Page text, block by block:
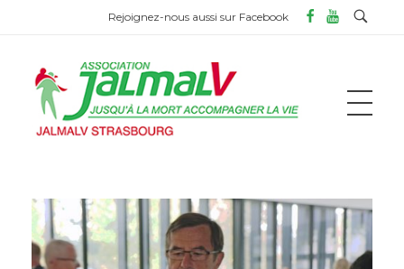
Rejoignez-nous aussi sur Facebook
ASSOCIATION JALMALV DE STRASBOURG
Jusqu'à la mort accompagner la vie